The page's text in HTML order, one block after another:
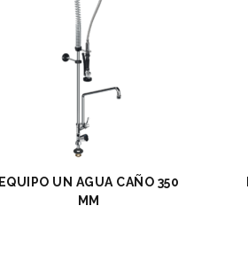
EQUIPO UN AGUA CAÑO 350
MM